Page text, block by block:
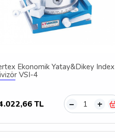
Ekonomik Yatay&Dikey Index
VSI-4
TL – +